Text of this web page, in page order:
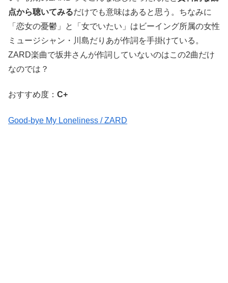
点から聴いてみるだけでも意味はあると思う。ちなみに
「恋女の憂鬱」と「女でいたい」はビーイング所属の女性
ミュージシャン・川島だりあが作詞を手掛けている。
ZARD楽曲で坂井さんが作詞していないのはこの2曲だけ
なのでは？
おすすめ度： C+
Good-bye My Loneliness / ZARD